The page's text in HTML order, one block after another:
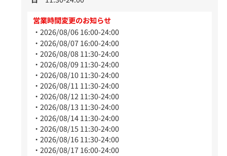
営業時間変更のお知らせ
2026/08/06 16:00-24:00
2026/08/07 16:00-24:00
2026/08/08 11:30-24:00
2026/08/09 11:30-24:00
2026/08/10 11:30-24:00
2026/08/11 11:30-24:00
2026/08/12 11:30-24:00
2026/08/13 11:30-24:00
2026/08/14 11:30-24:00
2026/08/15 11:30-24:00
2026/08/16 11:30-24:00
2026/08/17 16:00-24:00